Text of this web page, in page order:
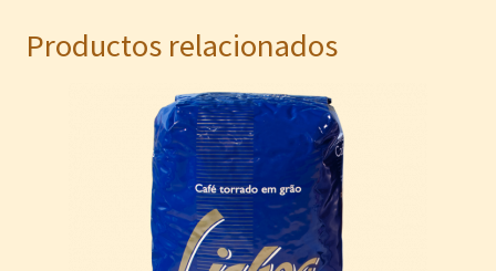
Productos relacionados